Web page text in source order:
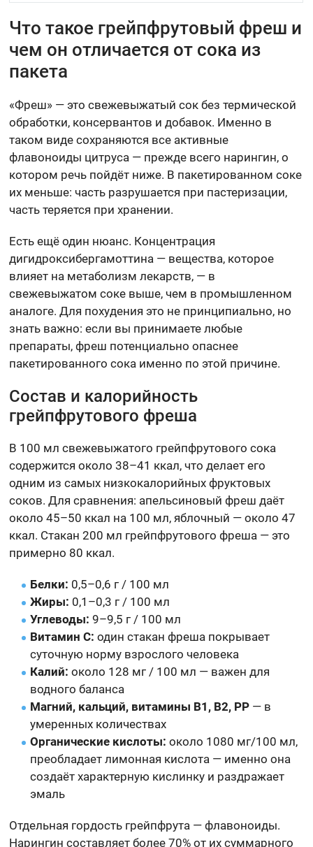
Что такое грейпфрутовый фреш и
чем он отличается от сока из
пакета
«Фреш» — это свежевыжатый сок без термической
обработки, консервантов и добавок. Именно в
таком виде сохраняются все активные
флавоноиды цитруса — прежде всего нарингин, о
котором речь пойдёт ниже. В пакетированном соке
их меньше: часть разрушается при пастеризации,
часть теряется при хранении.
Есть ещё один нюанс. Концентрация
дигидроксибергамоттина — вещества, которое
влияет на метаболизм лекарств, — в
свежевыжатом соке выше, чем в промышленном
аналоге. Для похудения это не принципиально, но
знать важно: если вы принимаете любые
препараты, фреш потенциально опаснее
пакетированного сока именно по этой причине.
Состав и калорийность
грейпфрутового фреша
В 100 мл свежевыжатого грейпфрутового сока
содержится около 38–41 ккал, что делает его
одним из самых низкокалорийных фруктовых
соков. Для сравнения: апельсиновый фреш даёт
около 45–50 ккал на 100 мл, яблочный — около 47
ккал. Стакан 200 мл грейпфрутового фреша — это
примерно 80 ккал.
Белки: 0,5–0,6 г / 100 мл
Жиры: 0,1–0,3 г / 100 мл
Углеводы: 9–9,5 г / 100 мл
Витамин C: один стакан фреша покрывает
суточную норму взрослого человека
Калий: около 128 мг / 100 мл — важен для
водного баланса
Магний, кальций, витамины B1, B2, PP — в
умеренных количествах
Органические кислоты: около 1080 мг/100 мл,
преобладает лимонная кислота — именно она
создаёт характерную кислинку и раздражает
эмаль
Отдельная гордость грейпфрута — флавоноиды.
Нарингин составляет более 70% от их суммарного